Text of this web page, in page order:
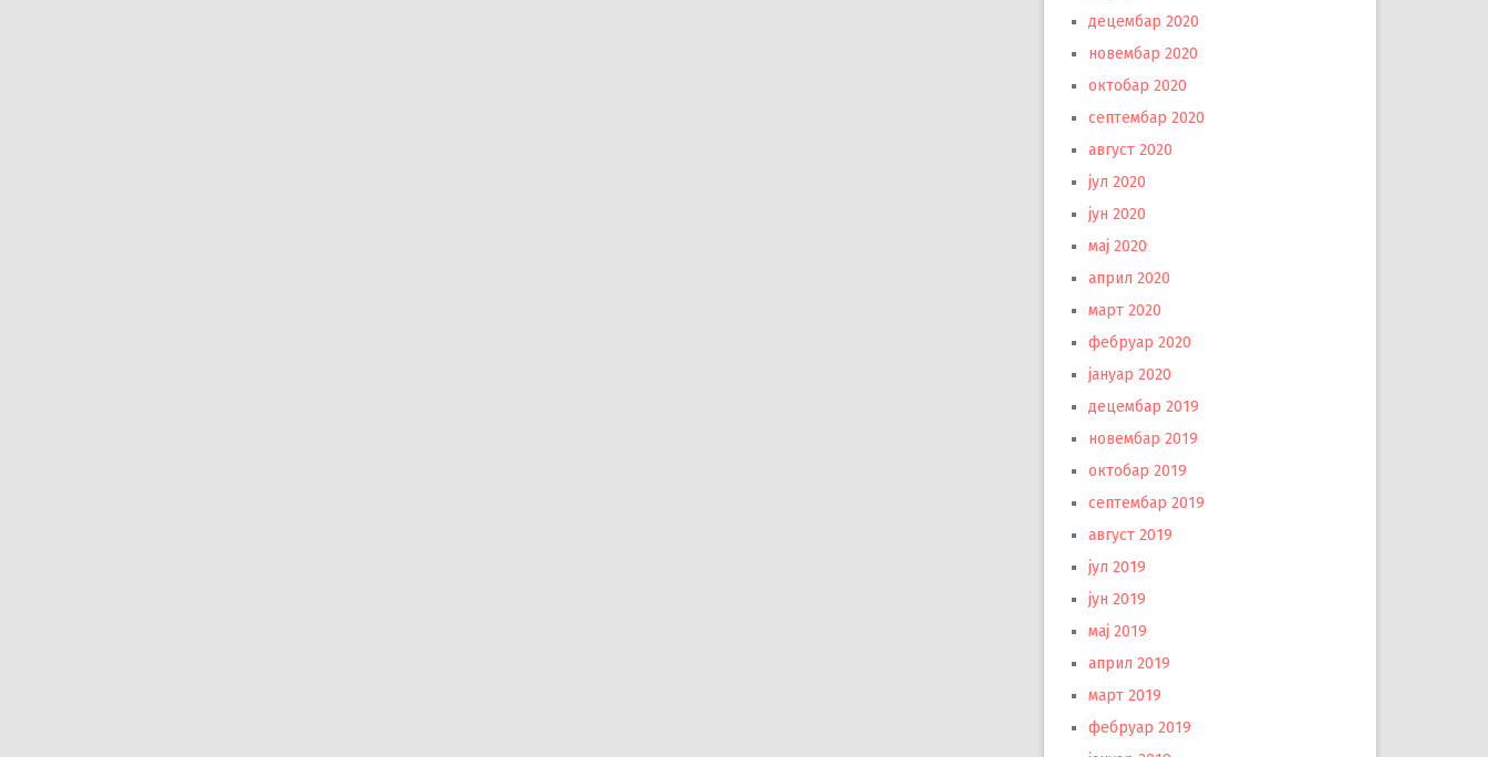
децембар 2020
новембар 2020
октобар 2020
септембар 2020
август 2020
јул 2020
јун 2020
мај 2020
април 2020
март 2020
фебруар 2020
јануар 2020
децембар 2019
новембар 2019
октобар 2019
септембар 2019
август 2019
јул 2019
јун 2019
мај 2019
април 2019
март 2019
фебруар 2019